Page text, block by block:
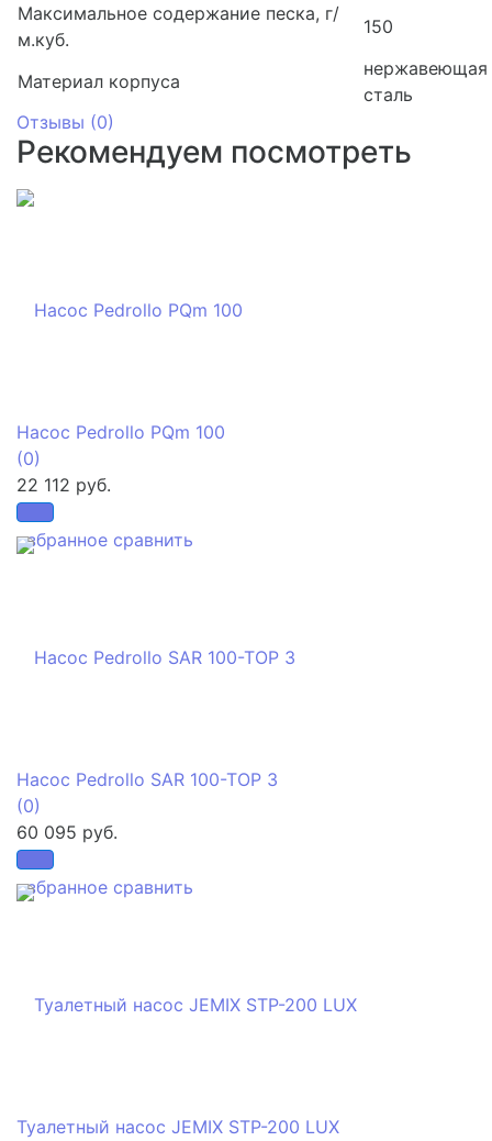
Максимальное содержание песка, г/
м.куб.
150
Материал корпуса
нержавеющая
сталь
Отзывы (0)
Рекомендуем посмотреть
избранное сравнить
Насос Pedrollo PQm 100
(0)
22 112 руб.
избранное сравнить
Насос Pedrollo SAR 100-TOP 3
(0)
60 095 руб.
Туалетный насос JEMIX STP-200 LUX